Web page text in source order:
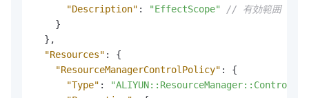
"Description" : "EffectScope"
// 有効範囲
}
} ,
"Resources" :
{
"ResourceManagerControlPolicy" :
{
"Type" :